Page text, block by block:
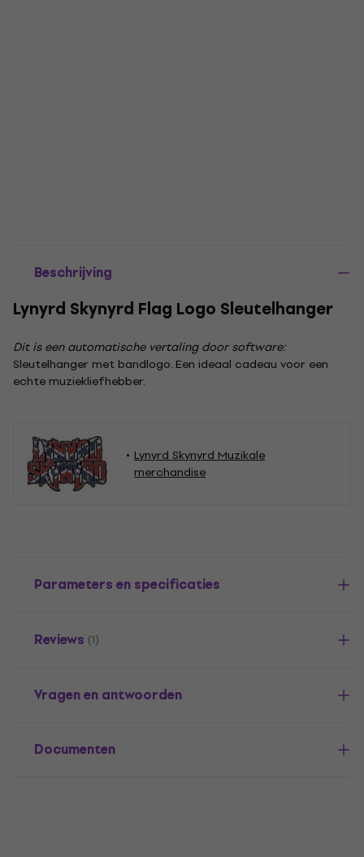
Beschrijving
Lynyrd Skynyrd Flag Logo Sleutelhanger
Dit is een automatische vertaling door software:
Sleutelhanger met bandlogo. Een ideaal cadeau voor een
echte muziekliefhebber.
Lynyrd Skynyrd Muzikale
merchandise
Parameters en specificaties
Reviews (1)
Vragen en antwoorden
Documenten